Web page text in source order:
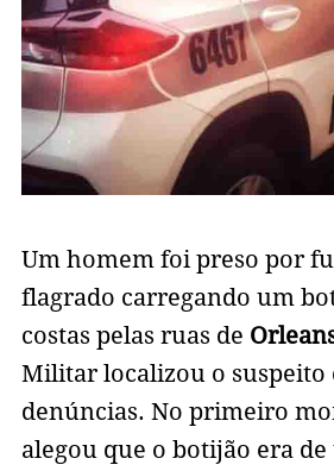
Um homem foi preso por
flagrado carregando um
costas pelas ruas de
Militar localizou o suspeito
denúncias. No primeiro
alegou que o botijão era